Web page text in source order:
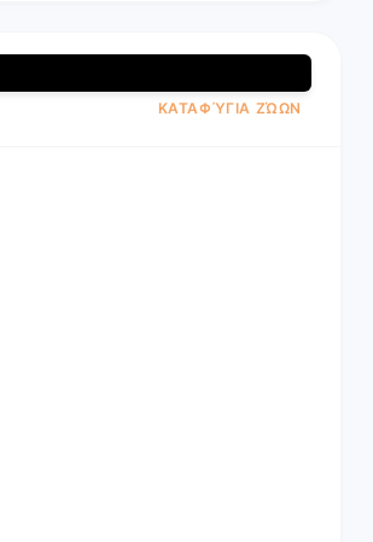
ΚΑΤΑΦΎΓΙΑ ΖΏΩΝ